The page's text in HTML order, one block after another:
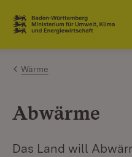
Zum Inhalt springen
Link zur Startseite
Wärme
Abwärme
Das Land will